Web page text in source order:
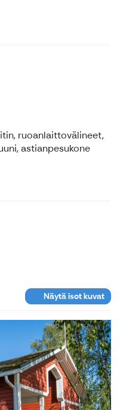
ruoanlaittovälineet,
astianpesukone
Näytä isot kuvat